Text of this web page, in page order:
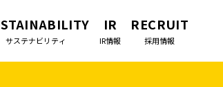
サステナビリティ
IR
IR情報
RECRUIT
採用情報